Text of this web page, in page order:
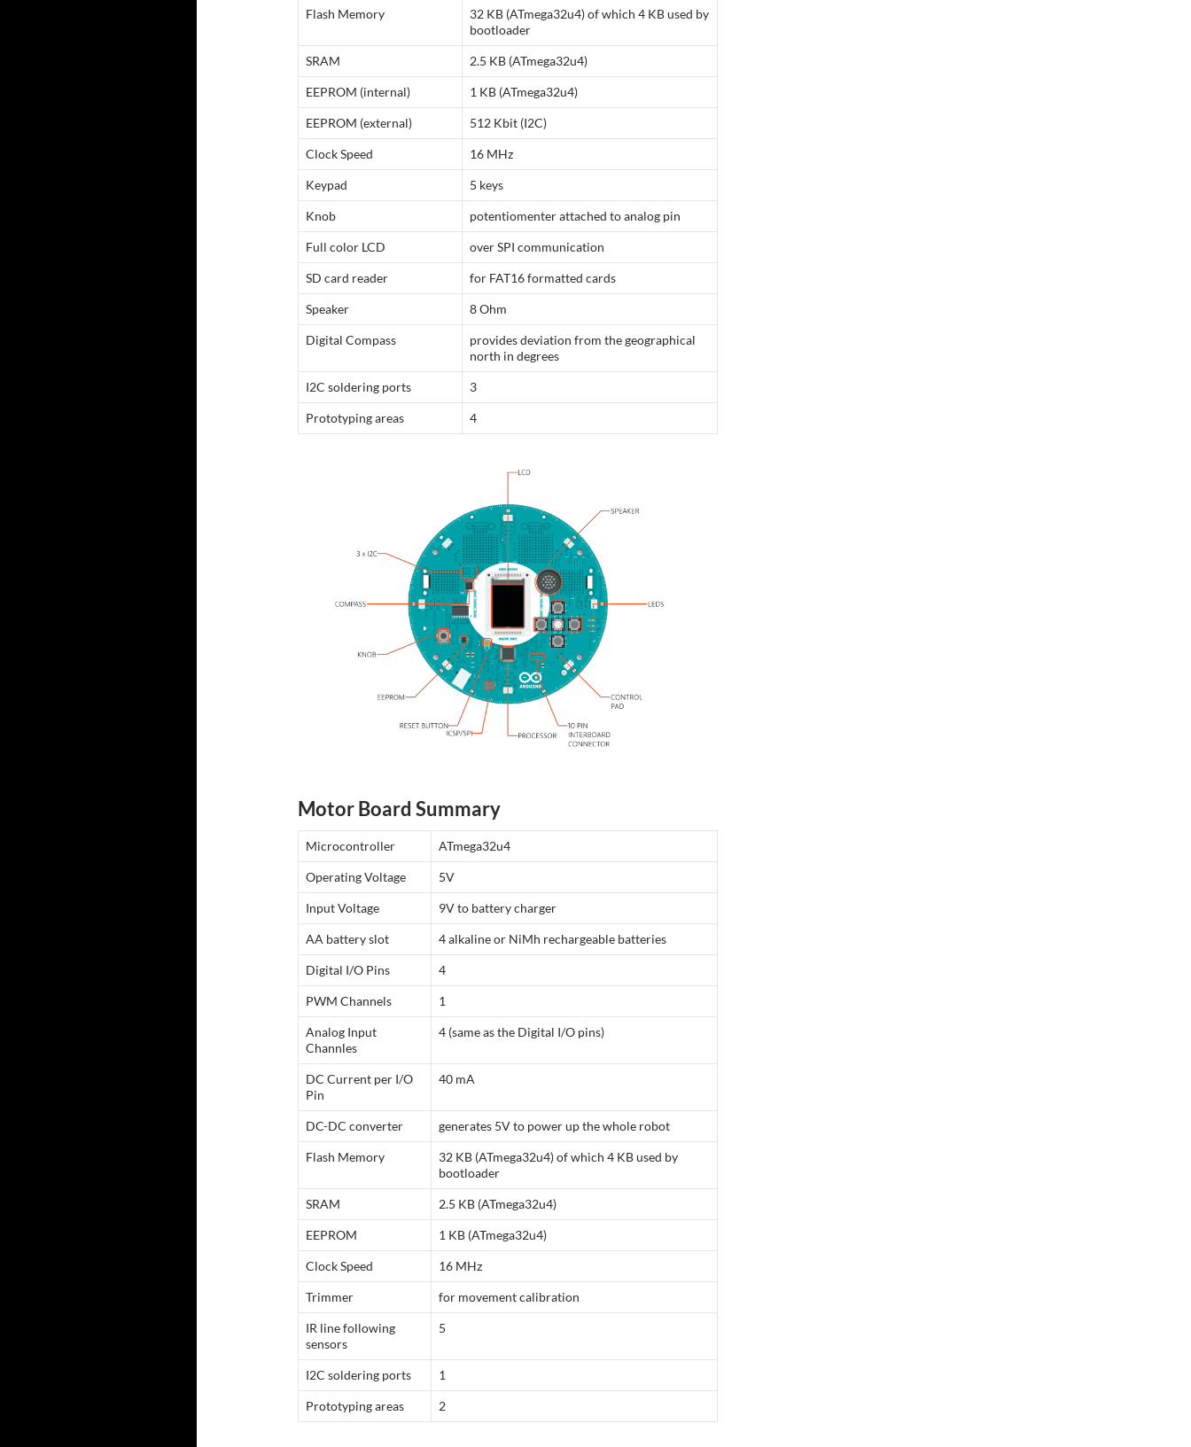
Flash Memory 32 KB (ATmega32u4) of which 4 KB used by
bootloader
SRAM 2.5 KB (ATmega32u4)
EEPROM (internal) 1 KB (ATmega32u4)
EEPROM (external) 512 Kbit (I2C)
Clock Speed 16 MHz
Keypad 5 keys
Knob potentiomenter attached to analog pin
Full color LCD over SPI communication
SD card reader for FAT16 formatted cards
Speaker 8 Ohm
Digital Compass
provides deviation from the geographical
north in degrees
I2C soldering ports 3
Prototyping areas 4
Motor Board Summary
Microcontroller ATmega32u4
Operating Voltage 5V
Input Voltage 9V to battery charger
AA battery slot 4 alkaline or NiMh rechargeable batteries
Digital I/O Pins 4
PWM Channels 1
Analog Input
Channles
4 (same as the Digital I/O pins)
DC Current per I/O
Pin
40 mA
DC-DC converter generates 5V to power up the whole robot
Flash Memory
32 KB (ATmega32u4) of which 4 KB used by
bootloader
SRAM 2.5 KB (ATmega32u4)
EEPROM 1 KB (ATmega32u4)
Clock Speed 16 MHz
Trimmer for movement calibration
IR line following
sensors
5
I2C soldering ports 1
Prototyping areas 2